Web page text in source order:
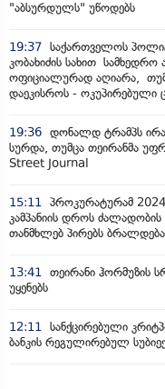
"აბსურდულს" უწოდებს
19:37 საქართველოს
კობახიძის სახით სამხედრო
ოფიციალურად აღიარა,
დაეკისროს - ოკუპირებული
19:36 დონალდ ტრამპს
სურდა, თუმცა თეირანმა
Street Journal
15:11 პროკურატურამ 2024
კამპანიის დროს ძალადობის
თანმხლებ პირებს
13:41 თეირანი ჰორმუზის
უყენებს
12:11 სანქცირებული
ბანკის რეგულირებულ